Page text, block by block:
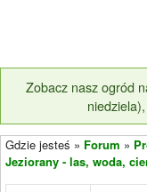
Zobacz nasz ogród
Gdzie jesteś » Forum »
Jeziorany - las, woda,